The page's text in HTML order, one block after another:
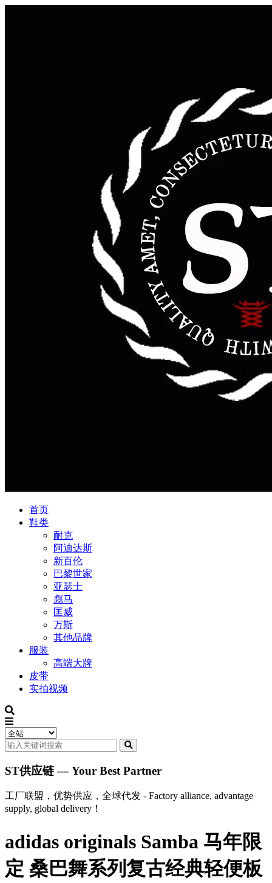
首页
鞋类
耐克
阿迪达斯
新百伦
巴黎世家
亚瑟士
彪马
匡威
万斯
其他品牌
服装
高端大牌
皮带
实拍视频
ST供应链 — Your Best Partner
工厂联盟，优势供应，全球代发 - Factory alliance, advantage
supply, global delivery！
adidas originals Samba 马年限
定 桑巴舞系列复古经典轻便板